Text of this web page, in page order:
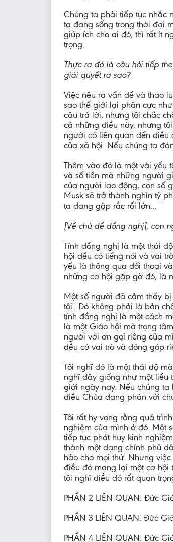
Chúng ta phải tiếp tục nhắc
ta đang sống trong thời đại
giúp ích cho ai đó, thì rất ít
trọng.
Thực ra đó là câu hỏi tiếp
giải quyết ra sao?
Việc nêu ra vấn đề và thảo
sao thế giới lại phân cực
câu trả lời, nhưng tôi chắc
cả những điều này, nhưng
người có liên quan đến
của xã hội. Nếu chúng ta
Thêm vào đó là một vài yếu
và số tiền mà những người
của người lao động, con số
Musk sẽ trở thành nghìn tỷ
ta đang gặp rắc rối lớn…
[Về chủ đề đồng nghị], con
Tính đồng nghị là một thái
hội đều có tiếng nói và vai
yếu là thông qua đối thoại
những cơ hội gặp gỡ đó, là
Một số người đã cảm thấy
tôi'. Đó không phải là bản
tính đồng nghị là một cách
là một Giáo hội mà trọng
người với ơn gọi riêng của
đều có vai trò và đóng góp
Tôi nghĩ đó là một thái độ
nghĩ đây giống như một liều
giới ngày nay. Nếu chúng
điều Chúa đang phán với
Tôi rất hy vọng rằng quá
nghiệm của mình ở đó. Một
tiếp tục phát huy kinh
thành một dạng chính phủ
hảo cho mọi thứ. Nhưng
điều đó mang lại một cơ hội
tôi nghĩ điều đó rất quan
PHẦN 2 LIÊN QUAN: Đức
PHẦN 3 LIÊN QUAN: Đức
PHẦN 4 LIÊN QUAN: Đức